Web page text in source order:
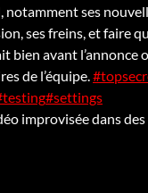
ses
ses freins, et faire
bien avant l’annonce
de l’équipe.
#settings
improvisée dans